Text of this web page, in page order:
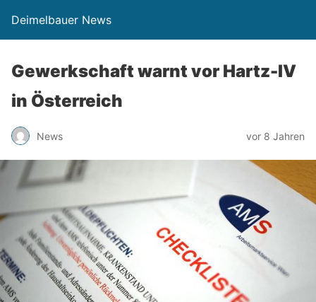
Deimelbauer News
Gewerkschaft warnt vor Hartz-IV
in Österreich
News vor 8 Jahren